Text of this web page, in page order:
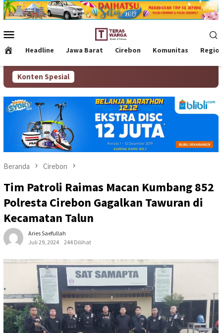
Loncat
ke
Mobile
Headline Jawa Barat Cirebon Komunitas
Konten Spesial
Beranda Cirebon
Tim Patroli Raimas Macan Kumbang 852
Polresta Cirebon Gagalkan Tawuran di
Kecamatan Talun
Aries Saefullah
Juli 29, 2024
244 Dilihat